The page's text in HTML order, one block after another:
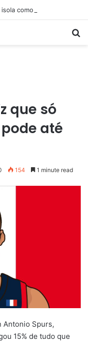
que só
até
154 1 minute read
Antonio Spurs,
15% de tudo que